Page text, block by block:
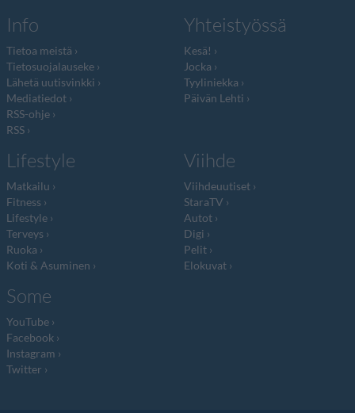
Info
Tietoa meistä
Tietosuojalauseke
Lähetä uutisvinkki
Mediatiedot
RSS-ohje
RSS
Yhteistyössä
Kesä!
Jocka
Tyyliniekka
Päivän Lehti
Lifestyle
Matkailu
Fitness
Lifestyle
Terveys
Ruoka
Koti & Asuminen
Viihde
Viihdeuutiset
StaraTV
Autot
Digi
Pelit
Elokuvat
Some
YouTube
Facebook
Instagram
Twitter